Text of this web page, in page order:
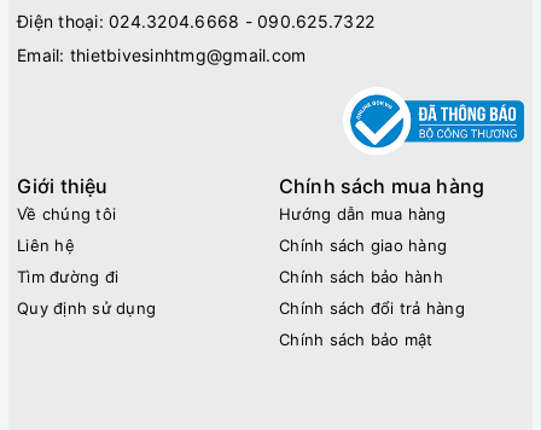
Điện thoại: 024.3204.6668 - 090.625.7322
Email: thietbivesinhtmg@gmail.com
Giới thiệu
Về chúng tôi
Liên hệ
Tìm đường đi
Quy định sử dụng
Chính sách mua hàng
Hướng dẫn mua hàng
Chính sách giao hàng
Chính sách bảo hành
Chính sách đổi trả hàng
Chính sách bảo mật